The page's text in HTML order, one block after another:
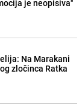
je neopisiva"
Na Marakani
zločinca Ratka